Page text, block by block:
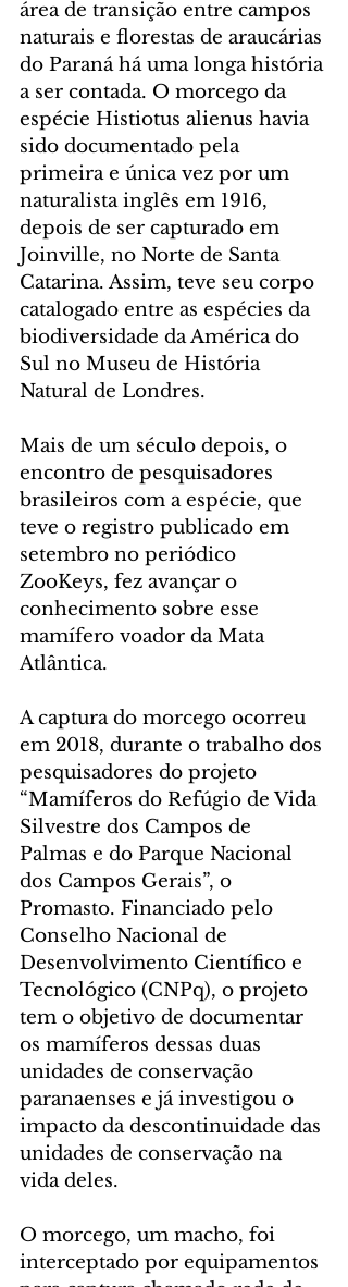
área de transição entre campos
naturais e florestas de araucárias
do Paraná há uma longa história
a ser contada. O morcego da
espécie Histiotus alienus havia
sido documentado pela
primeira e única vez por um
naturalista inglês em 1916,
depois de ser capturado em
Joinville, no Norte de Santa
Catarina. Assim, teve seu corpo
catalogado entre as espécies da
biodiversidade da América do
Sul no Museu de História
Natural de Londres.
Mais de um século depois, o
encontro de pesquisadores
brasileiros com a espécie, que
teve o registro publicado em
setembro no periódico
ZooKeys, fez avançar o
conhecimento sobre esse
mamífero voador da Mata
Atlântica.
A captura do morcego ocorreu
em 2018, durante o trabalho dos
pesquisadores do projeto
“Mamíferos do Refúgio de Vida
Silvestre dos Campos de
Palmas e do Parque Nacional
dos Campos Gerais”, o
Promasto. Financiado pelo
Conselho Nacional de
Desenvolvimento Científico e
Tecnológico (CNPq), o projeto
tem o objetivo de documentar
os mamíferos dessas duas
unidades de conservação
paranaenses e já investigou o
impacto da descontinuidade das
unidades de conservação na
vida deles.
O morcego, um macho, foi
interceptado por equipamentos